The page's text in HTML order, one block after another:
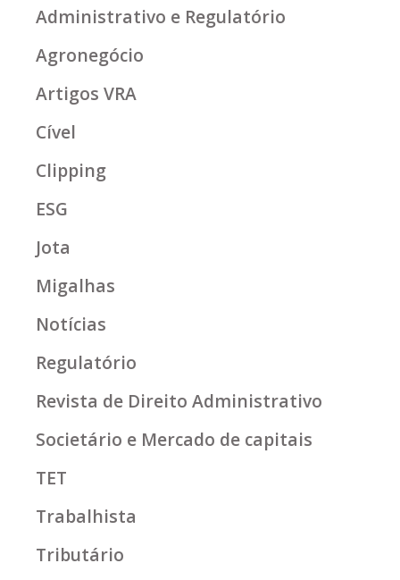
Administrativo e Regulatório
Agronegócio
Artigos VRA
Cível
Clipping
ESG
Jota
Migalhas
Notícias
Regulatório
Revista de Direito Administrativo
Societário e Mercado de capitais
TET
Trabalhista
Tributário